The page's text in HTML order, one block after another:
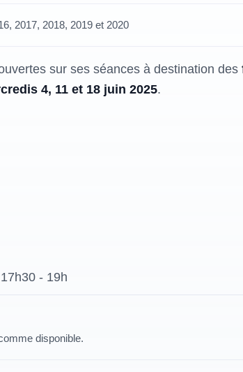
2017, 2018, 2019 et 2020
sur ses séances à destination des
4, 11 et 18 juin 2025.
- 19h
disponible.